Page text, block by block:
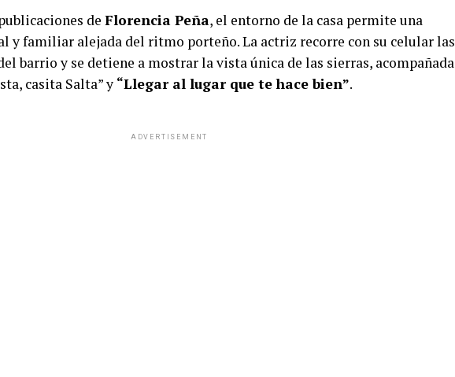
de Florencia Peña, el entorno de la casa permite una
y familiar alejada del ritmo porteño. La actriz recorre con su celular las
barrio y se detiene a mostrar la vista única de las sierras, acompañada
casita Salta” y “Llegar al lugar que te hace bien”.
ADVERTISEMENT